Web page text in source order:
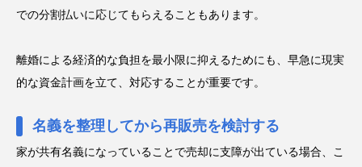
での分割払いに応じてもらえることもあります。
離婚による経済的な負担を最小限に抑えるためにも、早急に現実
的な資金計画を立て、対応することが重要です。
名義を整理してから再販売を検討する
家が共有名義になっていることで売却に支障が出ている場合、こ